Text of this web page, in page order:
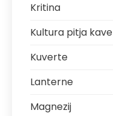
Kritina
Kultura pitja kave
Kuverte
Lanterne
Magnezij